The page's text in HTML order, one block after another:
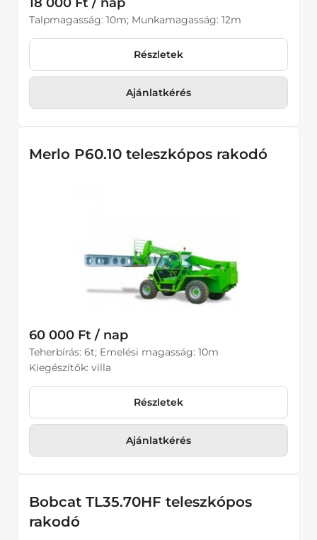
Talpmagasság: 10m; Munkamagasság: 12m
Részletek
Ajánlatkérés
Merlo P60.10 teleszkópos rakodó
60 000 Ft / nap
Teherbírás: 6t; Emelési magasság: 10m
Kiegészítők: villa
Részletek
Ajánlatkérés
Bobcat TL35.70HF teleszkópos
rakodó